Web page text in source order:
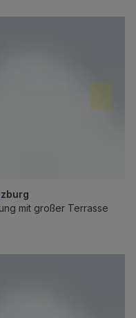
mit großer Terrasse